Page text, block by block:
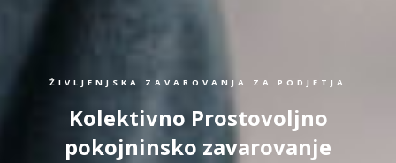
ŽIVLJENJSKA ZAVAROVANJA ZA PODJETJA
Kolektivno Prostovoljno
pokojninsko zavarovanje